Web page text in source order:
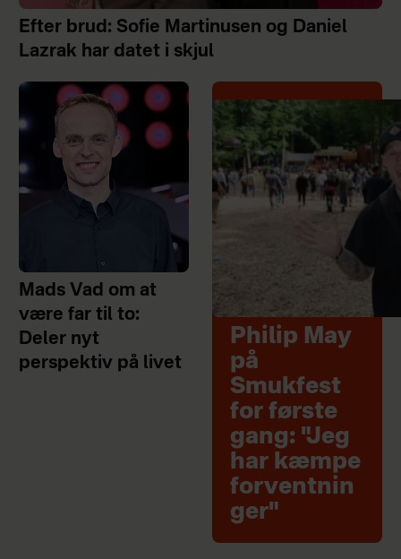
Efter brud: Sofie Martinusen og Daniel
Lazrak har datet i skjul
Mads Vad om at
være far til to:
Deler nyt
perspektiv på livet
Philip May
på
Smukfest
for første
gang: "Jeg
har kæmpe
forventnin
ger"